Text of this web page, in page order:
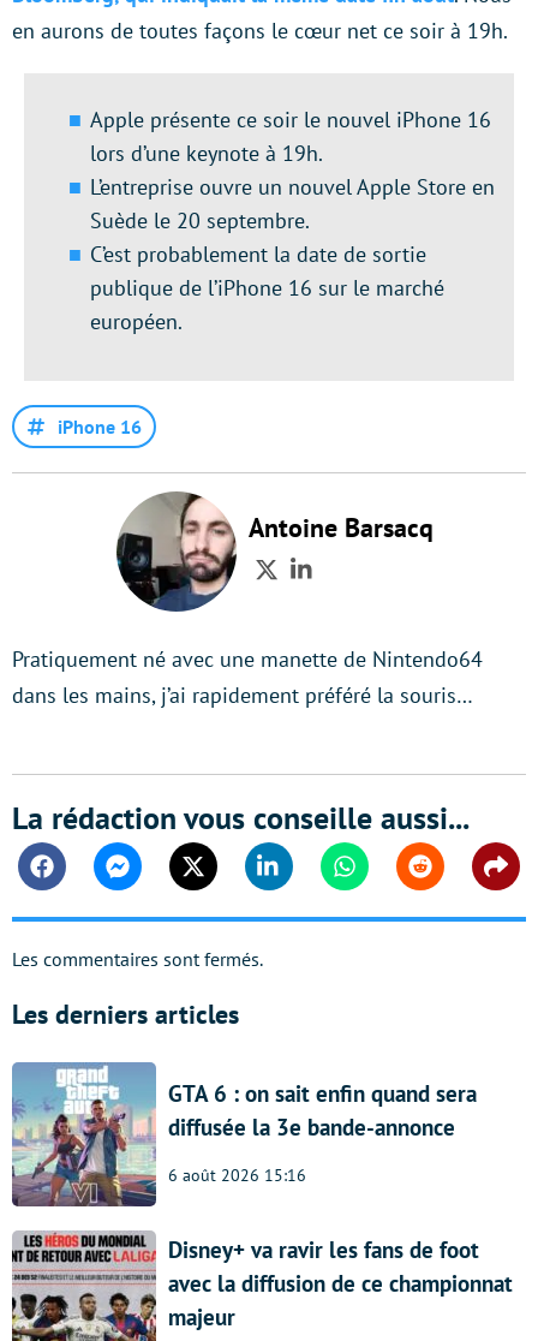
en aurons de toutes façons le cœur net ce soir à 19h.
Apple présente ce soir le nouvel iPhone 16
lors d’une keynote à 19h.
L’entreprise ouvre un nouvel Apple Store en
Suède le 20 septembre.
C’est probablement la date de sortie
publique de l’iPhone 16 sur le marché
européen.
iPhone 16
Antoine Barsacq
TwitterLinkedIn
Pratiquement né avec une manette de Nintendo64
dans les mains, j’ai rapidement préféré la souris…
La rédaction vous conseille aussi...
FacebookMessengerTwitter Linkedin WhatsappReddit
Les commentaires sont fermés.
Les derniers articles
GTA 6 : on sait enfin quand sera
diffusée la 3e bande-annonce
6 août 2026 15:16
Disney+ va ravir les fans de foot
avec la diffusion de ce championnat
majeur